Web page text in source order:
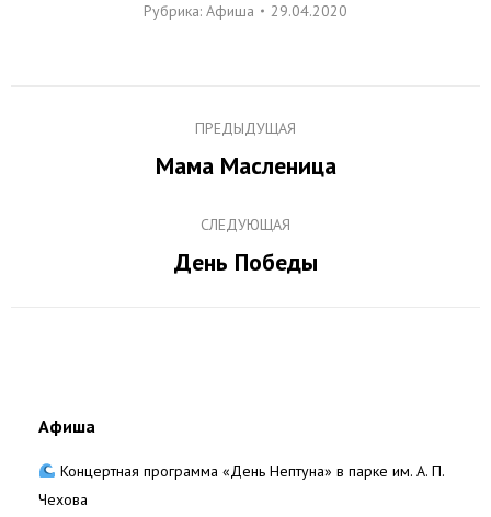
Рубрика: Афиша 29.04.2020
ПРЕДЫДУЩАЯ
Предыдущая
Мама Масленица
СЛЕДУЮЩАЯ
Следующая
День Победы
Афиша
Концертная программа «День Нептуна» в парке им. А. П.
Чехова